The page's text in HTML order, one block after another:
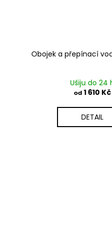
Obojek a přepínací
Ušiju do 24
od 1 610 Kč
DETAIL